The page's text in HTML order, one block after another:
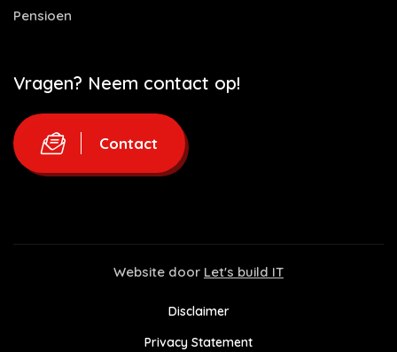
Pensioen
Vragen? Neem contact op!
Contact
Website door Let's build IT
Disclaimer
Privacy Statement